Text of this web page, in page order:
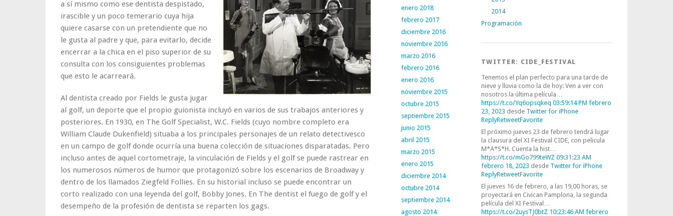
a sí mismo como ese dentista despistado,
irascible y un poco temerario cuya hija
quiere casarse con un pretendiente que no
le gusta al padre y que, para evitarlo, decide
encerrar a la chica en el piso superior de su
consulta con los consiguientes problemas
que esto le acarreará.
Al dentista creado por Fields le gusta jugar
al golf, un deporte que el propio guionista incluyó en varios de sus trabajos anteriores y
posteriores. En 1930, en The Golf Specialist, W.C. Fields (cuyo nombre completo era
William Claude Dukenfield) situaba a los principales personajes de un relato detectivesco
en un campo de golf donde ocurría una buena colección de situaciones disparatadas. Pero
incluso antes de aquel cortometraje, la vinculación de Fields y el golf se puede rastrear en
los numerosos números de humor que protagonizó sobre los escenarios de Broadway y
dentro de los llamados Ziegfeld Follies. En su historial incluso se puede encontrar un
corto realizado con una leyenda del golf, Bobby Jones. En The dentist el fuego de golf y el
desempeño de la profesión de dentista se reparten los gags.
enero 2018
febrero 2017
diciembre 2016
noviembre 2016
marzo 2016
febrero 2016
enero 2016
noviembre 2015
octubre 2015
septiembre 2015
junio 2015
abril 2015
marzo 2015
enero 2015
diciembre 2014
octubre 2014
septiembre 2014
agosto 2014
2014
Programación
TWITTER: CIDE_FESTIVAL
Tenemos el plan perfecto para una tarde de
nieve y lluvia como la de hoy: Ven a ver con
nosotros la última película…
https://t.co/Yq6opsqkeq 03:59:14 PM febrero
23, 2023 desde Twitter for iPhone
ReplyRetweetFavorite
El próximo jueves 23 de febrero tendrá lugar
la clausura del XI Festival CIDE, con pelicula
M*A*S*H. Cuenta la hist…
https://t.co/mGo799teWZ 09:31:23 AM
febrero 18, 2023 desde Twitter for iPhone
ReplyRetweetFavorite
El jueves 16 de febrero, a las 19,00 horas, se
proyectará en Civican Pamplona, la segunda
película del XI Festival…
https://t.co/2uysTJ0btZ 10:23:46 AM febrero